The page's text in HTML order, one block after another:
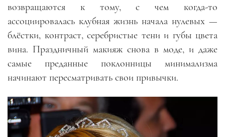
возвращаются к тому, с чем когда-то
ассоциировалась клубная жизнь начала нулевых —
блёстки, контраст, серебристые тени и губы цвета
вина. Праздничный макияж снова в моде, и даже
самые преданные поклонницы минимализма
начинают пересматривать свои привычки.